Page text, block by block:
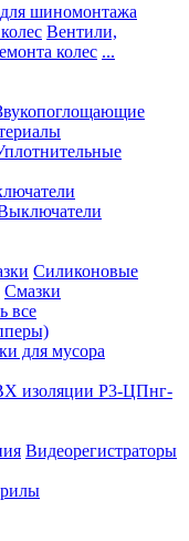
шиномонтажа
Вентили,
колес ...
Силиконовые
Смазки
все
для мусора
изоляции Р3-ЦПнг-
Видеорегистраторы